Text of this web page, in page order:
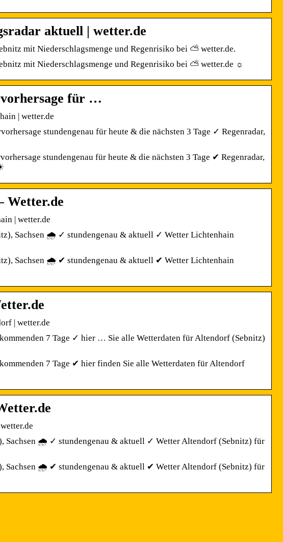
aktuell | wetter.de
mit Niederschlagsmenge und Regenrisiko bei ⛅ wetter.de.
mit Niederschlagsmenge und Regenrisiko bei ⛅ wetter.de ☼
für …
| wetter.de
stundengenau für heute & die nächsten 3 Tage ✓ Regenradar,
stundengenau für heute & die nächsten 3 Tage ✔ Regenradar,
Wetter.de
| wetter.de
Sachsen 🌧️ ✓ stundengenau & aktuell ✓ Wetter Lichtenhain
Sachsen 🌧️ ✔ stundengenau & aktuell ✔ Wetter Lichtenhain
| wetter.de
7 Tage ✓ hier … Sie alle Wetterdaten für Altendorf (Sebnitz)
7 Tage ✔ hier finden Sie alle Wetterdaten für Altendorf
Sachsen 🌧️ ✓ stundengenau & aktuell ✓ Wetter Altendorf (Sebnitz) für
Sachsen 🌧️ ✔ stundengenau & aktuell ✔ Wetter Altendorf (Sebnitz) für